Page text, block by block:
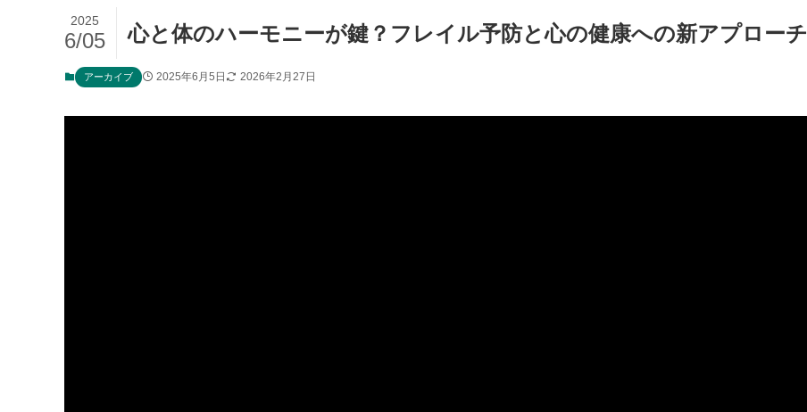
心と体のハーモニーが鍵？フレイル予防と心の健康への新アプローチ
2025
6/05
アーカイブ 2025年6月5日 2026年2月27日